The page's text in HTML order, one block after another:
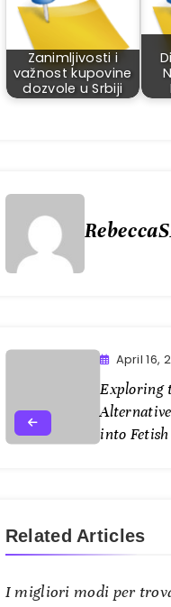
Zanimljivosti i
važnost kupovine
dozvole u Srbiji
April 16,
Exploring
into
Related Articles
I migliori modi per